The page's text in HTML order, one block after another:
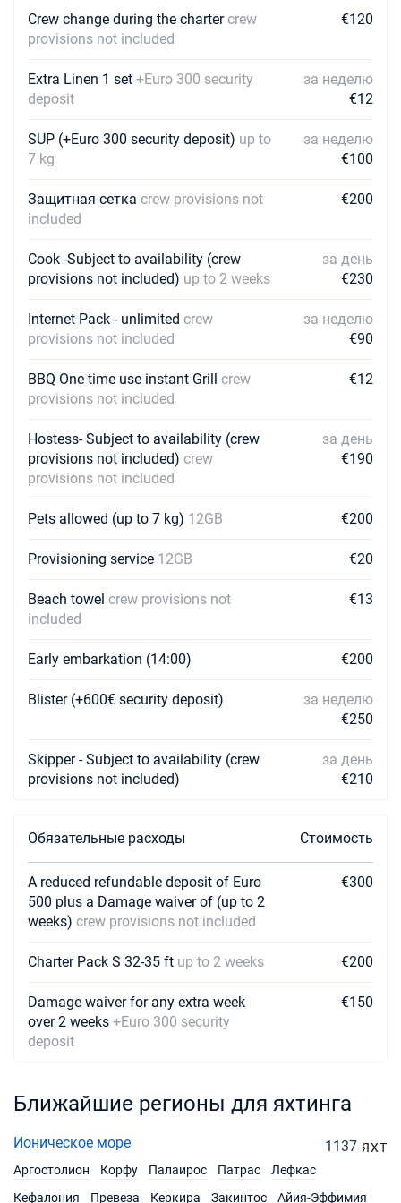
09/01/2027 - 16/01/2027
Забронировать
16/01/2027 - 23/01/2027 €1140
23/01/2027 - 30/01/2027 €1140
30/01/2027 - 06/02/2027 €1140
06/02/2027 - 13/02/2027 €1140
€1140
Забронировать
20/02/2027 - 27/02/2027 €1140
Забронировать
27/02/2027 - 06/03/2027 €1140
Забронировать
06/03/2027 - 13/03/2027
13/03/2027 - 20/03/2027 €1140
20/03/2027 - 27/03/2027 €1140
Забронировать
27/03/2027 - 03/04/2027 €1140
Забронировать
03/04/2027 - 10/04/2027 €1026
€1026
Забронировать
24/04/2027 - 01/05/2027 €1287
Забронировать
01/05/2027 - 08/05/2027
08/05/2027 - 15/05/2027 €1287
15/05/2027 - 22/05/2027
Забронировать
29/05/2027 - 05/06/2027 €1539
05/06/2027 - 12/06/2027
Crew change during the chartercrew
provisions not included
€120
Extra Linen 1 set +Euro 300 security
deposit
за неделю
€12
SUP (+Euro 300 security deposit) up to
7 kg
за неделю
€100
Защитная сетка crew provisions not
included
€200
Cook -Subject to availability (crew
provisions not included) up to 2 weeks
за день
€230
Internet Pack - unlimited crew
provisions not included
за неделю
€90
BBQ One time use instant Grill crew
provisions not included
€12
Hostess- Subject to availability (crew
provisions not included) crew
provisions not included
за день
€190
Pets allowed (up to 7 kg) 12GB €200
Provisioning service 12GB €20
Beach towel crew provisions not
included
€13
Early embarkation (14:00) €200
Blister (+600€ security deposit)
за неделю
€250
Skipper - Subject to availability (crew
provisions not included)
за день
€210
Обязательные расходы Стоимость
A reduced refundable deposit of Euro
500 plus a Damage waiver of (up to 2
weeks) crew provisions not included
€300
Charter Pack S 32-35 ft up to 2 weeks €200
Damage waiver for any extra week
over 2 weeks +Euro 300 security
deposit
€150
Ближайшие регионы для яхтинга
Ионическое море 1137 ЯХТ
Аргостолион
Корфу Палаирос Патрас
Лефкас
Кефалония
Превеза Керкира Закинтос Айия-Эффимия